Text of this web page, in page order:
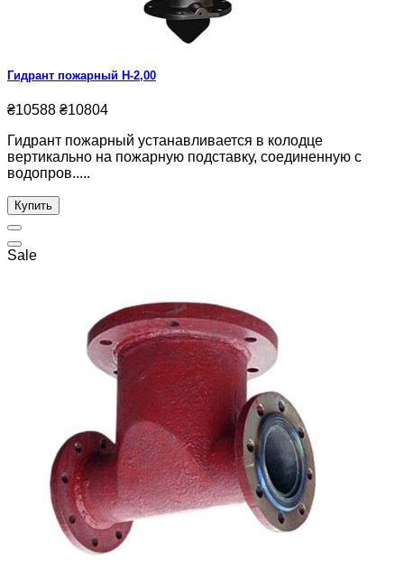
Гидрант пожарный Н-2,00
₴10588 ₴10804
Гидрант пожарный устанавливается в колодце
вертикально на пожарную подставку, соединенную с
водопров.....
Купить
Sale